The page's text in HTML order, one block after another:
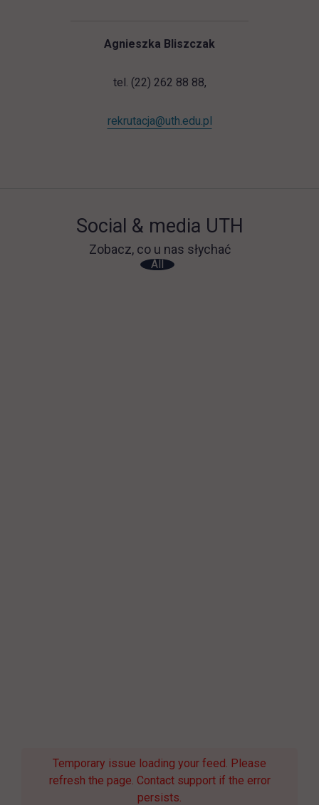
Agnieszka Bliszczak
tel. (22) 262 88 88,
rekrutacja@uth.edu.pl
Social & media UTH
Zobacz, co u nas słychać
Filter network
All
Temporary issue loading your feed. Please
refresh the page. Contact support if the error
persists.